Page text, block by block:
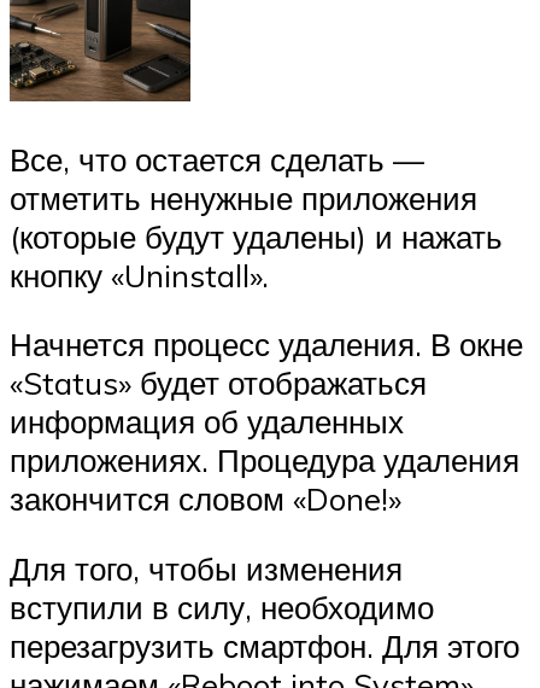
Все, что остается сделать —
отметить ненужные приложения
(которые будут удалены) и нажать
кнопку «Uninstall».
Начнется процесс удаления. В окне
«Status» будет отображаться
информация об удаленных
приложениях. Процедура удаления
закончится словом «Done!»
Для того, чтобы изменения
вступили в силу, необходимо
перезагрузить смартфон. Для этого